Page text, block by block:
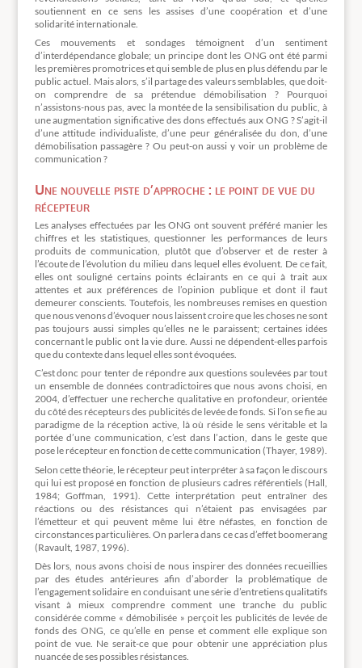
soutiennent en ce sens les assises d’une coopération et d’une
solidarité internationale.
Ces mouvements et sondages témoignent d’un sentiment
d’interdépendance globale; un principe dont les ONG ont été parmi
les premières promotrices et qui semble de plus en plus défendu par le
public actuel. Mais alors, s’il partage des valeurs semblables, que doit-
on comprendre de sa prétendue démobilisation ? Pourquoi
n’assistons-nous pas, avec la montée de la sensibilisation du public, à
une augmentation significative des dons effectués aux ONG ? S’agit-il
d’une attitude individualiste, d’une peur généralisée du don, d’une
démobilisation passagère ? Ou peut-on aussi y voir un problème de
communication ?
Une nouvelle piste d’approche : le point de vue du
récepteur
Les analyses effectuées par les ONG ont souvent préféré manier les
chiffres et les statistiques, questionner les performances de leurs
produits de communication, plutôt que d’observer et de rester à
l’écoute de l’évolution du milieu dans lequel elles évoluent. De ce fait,
elles ont souligné certains points éclairants en ce qui à trait aux
attentes et aux préférences de l’opinion publique et dont il faut
demeurer conscients. Toutefois, les nombreuses remises en question
que nous venons d’évoquer nous laissent croire que les choses ne sont
pas toujours aussi simples qu’elles ne le paraissent; certaines idées
concernant le public ont la vie dure. Aussi ne dépendent-elles parfois
que du contexte dans lequel elles sont évoquées.
C’est donc pour tenter de répondre aux questions soulevées par tout
un ensemble de données contradictoires que nous avons choisi, en
2004, d’effectuer une recherche qualitative en profondeur, orientée
du côté des récepteurs des publicités de levée de fonds. Si l’on se fie au
paradigme de la réception active, là où réside le sens véritable et la
portée d’une communication, c’est dans l’action, dans le geste que
pose le récepteur en fonction de cette communication (Thayer, 1989).
Selon cette théorie, le récepteur peut interpréter à sa façon le discours
qui lui est proposé en fonction de plusieurs cadres référentiels (Hall,
1984; Goffman, 1991). Cette interprétation peut entraîner des
réactions ou des résistances qui n’étaient pas envisagées par
l’émetteur et qui peuvent même lui être néfastes, en fonction de
circonstances particulières. On parlera dans ce cas d’effet boomerang
(Ravault, 1987, 1996).
Dès lors, nous avons choisi de nous inspirer des données recueillies
par des études antérieures afin d’aborder la problématique de
l’engagement solidaire en conduisant une série d’entretiens qualitatifs
visant à mieux comprendre comment une tranche du public
considérée comme « démobilisée » perçoit les publicités de levée de
fonds des ONG, ce qu’elle en pense et comment elle explique son
point de vue. Ne serait-ce que pour obtenir une appréciation plus
nuancée de ses possibles résistances.